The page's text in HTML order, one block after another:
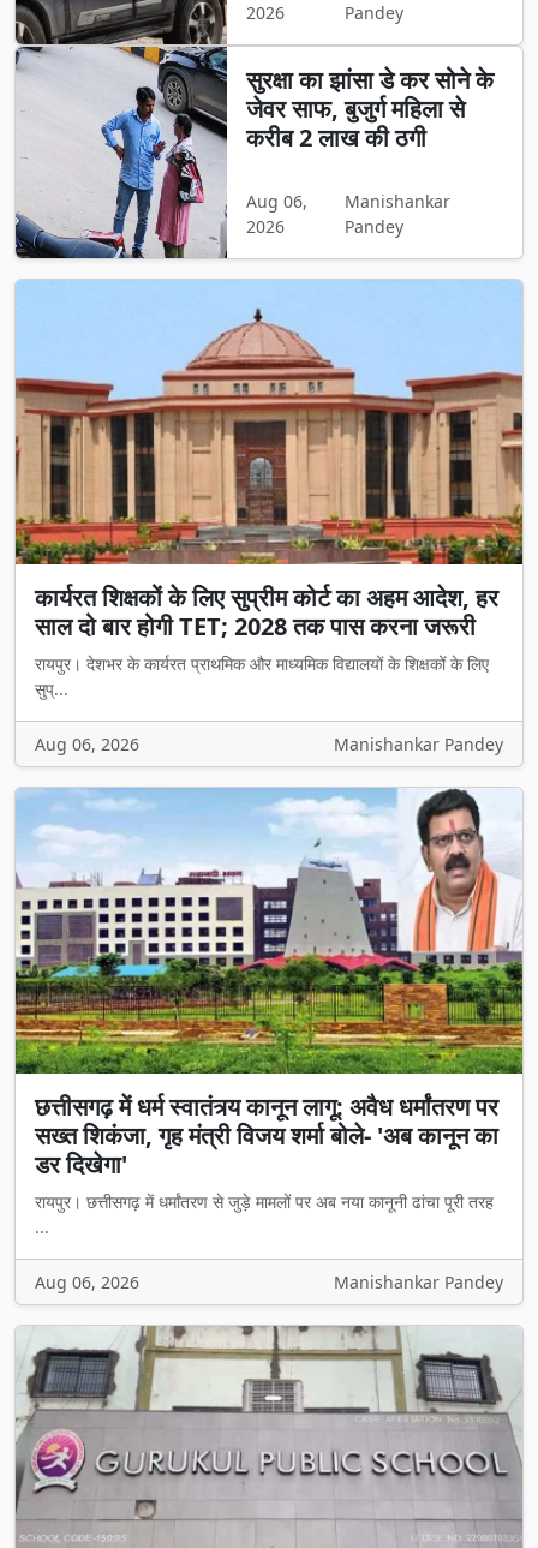
2026
Pandey
सुरक्षा का झांसा डे कर सोने के
जेवर साफ, बुजुर्ग महिला से
करीब 2 लाख की ठगी
Aug 06,
2026
Manishankar
Pandey
कार्यरत शिक्षकों के लिए सुप्रीम कोर्ट का अहम आदेश, हर
साल दो बार होगी TET; 2028 तक पास करना जरूरी
रायपुर। देशभर के कार्यरत प्राथमिक और माध्यमिक विद्यालयों के शिक्षकों के लिए
सुप्...
Aug 06, 2026 Manishankar Pandey
छत्तीसगढ़ में धर्म स्वातंत्र्य कानून लागू: अवैध धर्मांतरण पर
सख्त शिकंजा, गृह मंत्री विजय शर्मा बोले- 'अब कानून का
डर दिखेगा'
रायपुर। छत्तीसगढ़ में धर्मांतरण से जुड़े मामलों पर अब नया कानूनी ढांचा पूरी तरह
...
Aug 06, 2026 Manishankar Pandey